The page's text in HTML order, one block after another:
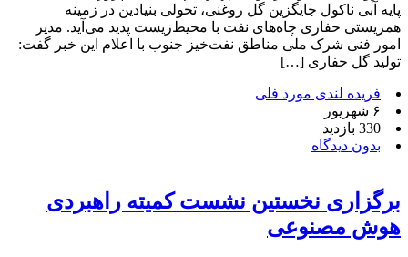
پایه آبی ناکول جایگزین گل روغنی، تحولی بنیادین در زمینه
همزیستی حفاری چاه‌های نفت با محیط‌زیست پدید می‌آید. مدیر
امور فنی شرک ملی مناطق نفت‌خیز جنوب با اعلام این خبر گفت:
تولید گل حفاری […]
فریده لندی مورد فلی
۶ شهریور
330 بازدید
بدون دیدگاه
برگزاری نخستین نشست کمیته راهبردی
هوش مصنوعی